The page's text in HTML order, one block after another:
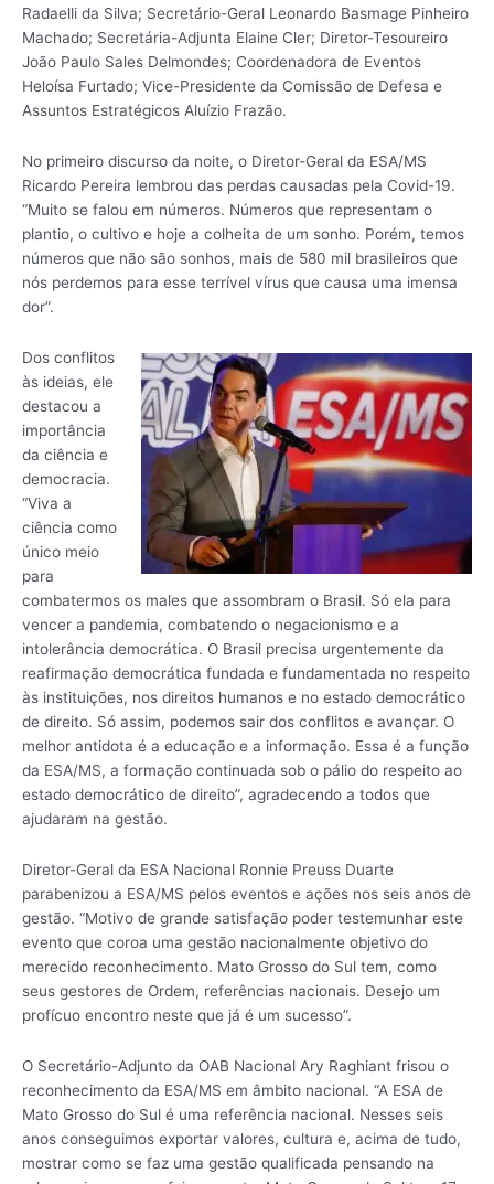
Radaelli da Silva; Secretário-Geral Leonardo Basmage Pinheiro
Machado; Secretária-Adjunta Elaine Cler; Diretor-Tesoureiro
João Paulo Sales Delmondes; Coordenadora de Eventos
Heloísa Furtado; Vice-Presidente da Comissão de Defesa e
Assuntos Estratégicos Aluízio Frazão.
No primeiro discurso da noite, o Diretor-Geral da ESA/MS
Ricardo Pereira lembrou das perdas causadas pela Covid-19.
“Muito se falou em números. Números que representam o
plantio, o cultivo e hoje a colheita de um sonho. Porém, temos
números que não são sonhos, mais de 580 mil brasileiros que
nós perdemos para esse terrível vírus que causa uma imensa
dor”.
Dos conflitos
às ideias, ele
destacou a
importância
da ciência e
democracia.
“Viva a
ciência como
único meio
para
combatermos os males que assombram o Brasil. Só ela para
vencer a pandemia, combatendo o negacionismo e a
intolerância democrática. O Brasil precisa urgentemente da
reafirmação democrática fundada e fundamentada no respeito
às instituições, nos direitos humanos e no estado democrático
de direito. Só assim, podemos sair dos conflitos e avançar. O
melhor antidota é a educação e a informação. Essa é a função
da ESA/MS, a formação continuada sob o pálio do respeito ao
estado democrático de direito”, agradecendo a todos que
ajudaram na gestão.
Diretor-Geral da ESA Nacional Ronnie Preuss Duarte
parabenizou a ESA/MS pelos eventos e ações nos seis anos de
gestão. “Motivo de grande satisfação poder testemunhar este
evento que coroa uma gestão nacionalmente objetivo do
merecido reconhecimento. Mato Grosso do Sul tem, como
seus gestores de Ordem, referências nacionais. Desejo um
profícuo encontro neste que já é um sucesso”.
O Secretário-Adjunto da OAB Nacional Ary Raghiant frisou o
reconhecimento da ESA/MS em âmbito nacional. “A ESA de
Mato Grosso do Sul é uma referência nacional. Nesses seis
anos conseguimos exportar valores, cultura e, acima de tudo,
mostrar como se faz uma gestão qualificada pensando na